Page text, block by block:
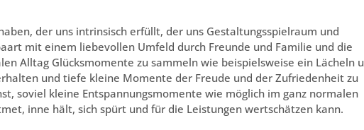
der uns intrinsisch erfüllt, der uns Gestaltungsspielraum und
mit einem liebevollen Umfeld durch Freunde und Familie und die
Alltag Glücksmomente zu sammeln wie beispielsweise ein Lächeln
und tiefe kleine Momente der Freude und der Zufriedenheit zu
soviel kleine Entspannungsmomente wie möglich im ganz normalen
inne hält, sich spürt und für die Leistungen wertschätzen kann.